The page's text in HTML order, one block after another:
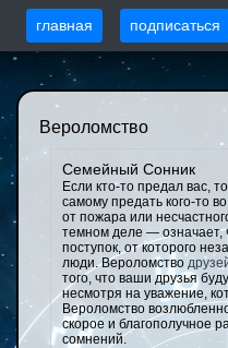
главная подписаться
Вероломство
Семейный Сонник
Если кто-то предал вас,
самому предать кого-то
от пожара или
темном деле — означает,
поступок, от которого
люди. Вероломство
того, что ваши друзья
несмотря на уважение,
Вероломство
скорое и благополучное
сомнений.